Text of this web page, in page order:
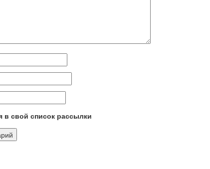
в свой список рассылки